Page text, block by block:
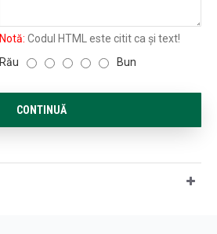
Notă: Codul HTML este citit ca şi text!
Rău Bun
CONTINUĂ